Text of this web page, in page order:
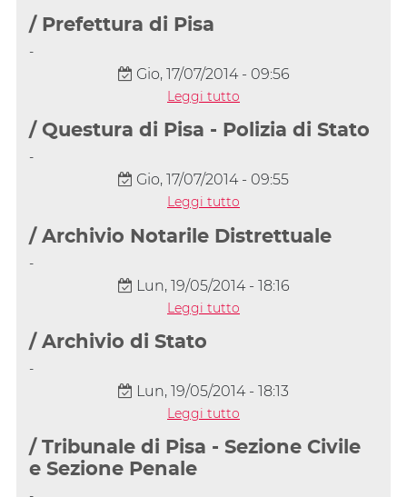
/ Prefettura di Pisa
-
Gio, 17/07/2014 - 09:56
Leggi tutto
/ Questura di Pisa - Polizia di Stato
-
Gio, 17/07/2014 - 09:55
Leggi tutto
/ Archivio Notarile Distrettuale
-
Lun, 19/05/2014 - 18:16
Leggi tutto
/ Archivio di Stato
-
Lun, 19/05/2014 - 18:13
Leggi tutto
/ Tribunale di Pisa - Sezione Civile
e Sezione Penale